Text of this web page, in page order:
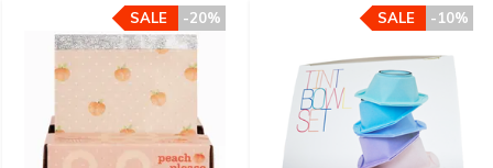
-20%
SALE -10%
SALE